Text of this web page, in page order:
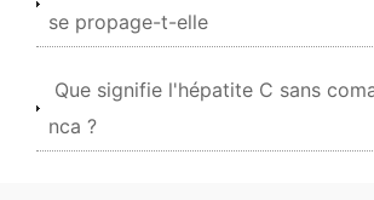
se propage-t-elle
Que signifie l'hépatite C sans
nca ?